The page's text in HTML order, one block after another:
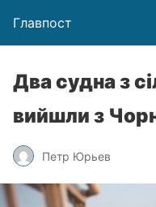
Главпост
Два судна з
вийшли з
Петр Юрьев